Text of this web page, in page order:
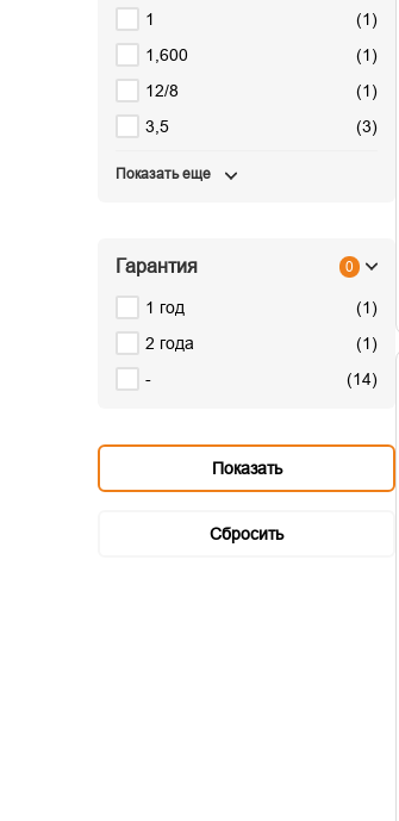
1
(1)
1,600
(1)
12/8
(1)
3,5
(3)
Показать еще
Гарантия 0
1 год (1)
2 года
(1)
-
(14)